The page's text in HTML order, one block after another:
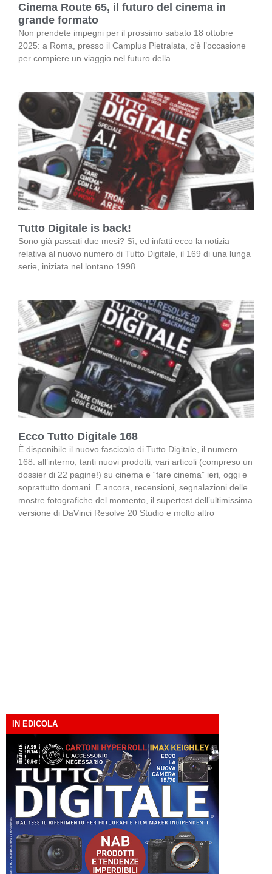
Cinema Route 65, il futuro del cinema in
grande formato
Non prendete impegni per il prossimo sabato 18 ottobre
2025: a Roma, presso il Camplus Pietralata, c’è l’occasione
per compiere un viaggio nel futuro della
Tutto Digitale is back!
Sono già passati due mesi? Sì, ed infatti ecco la notizia
relativa al nuovo numero di Tutto Digitale, il 169 di una lunga
serie, iniziata nel lontano 1998…
Ecco Tutto Digitale 168
È disponibile il nuovo fascicolo di Tutto Digitale, il numero
168: all’interno, tanti nuovi prodotti, vari articoli (compreso un
dossier di 22 pagine!) su cinema e “fare cinema” ieri, oggi e
soprattutto domani. E ancora, recensioni, segnalazioni delle
mostre fotografiche del momento, il supertest dell’ultimissima
versione di DaVinci Resolve 20 Studio e molto altro
IN EDICOLA